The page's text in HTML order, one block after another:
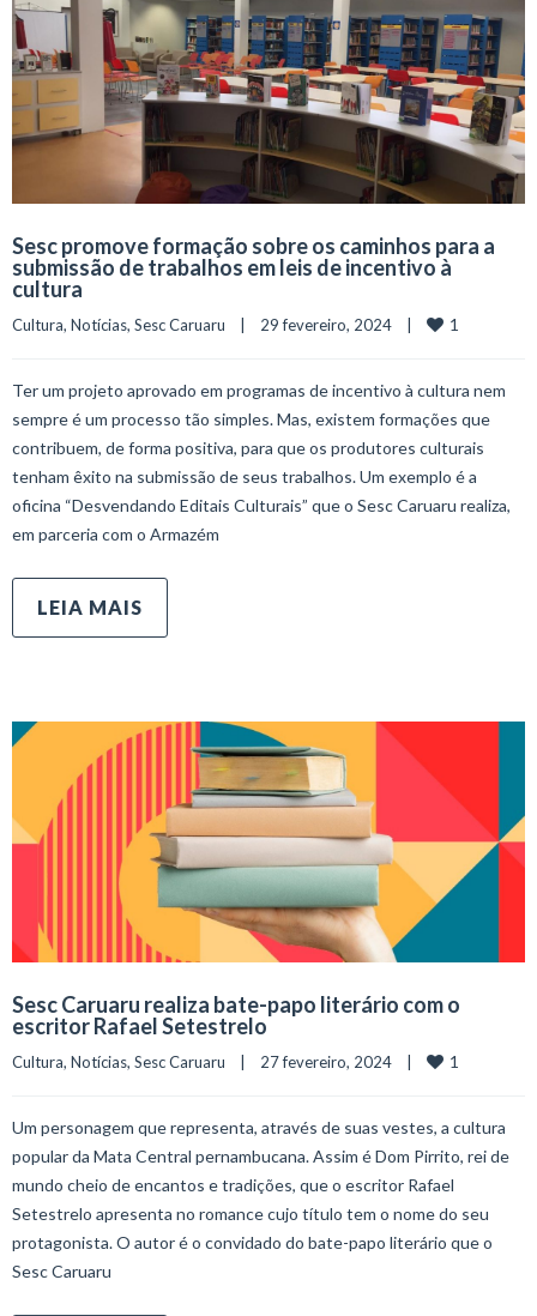
Sesc promove formação sobre os caminhos para a
submissão de trabalhos em leis de incentivo à
cultura
Cultura, Notícias, Sesc Caruaru
    |    29 fevereiro, 2024    |
1
Ter um projeto aprovado em programas de incentivo à cultura nem
sempre é um processo tão simples. Mas, existem formações que
contribuem, de forma positiva, para que os produtores culturais
tenham êxito na submissão de seus trabalhos. Um exemplo é a
oficina “Desvendando Editais Culturais” que o Sesc Caruaru realiza,
em parceria com o Armazém
LEIA MAIS
Sesc Caruaru realiza bate-papo literário com o
escritor Rafael Setestrelo
Cultura, Notícias, Sesc Caruaru
    |    27 fevereiro, 2024    |
1
Um personagem que representa, através de suas vestes, a cultura
popular da Mata Central pernambucana. Assim é Dom Pirrito, rei de
mundo cheio de encantos e tradições, que o escritor Rafael
Setestrelo apresenta no romance cujo título tem o nome do seu
protagonista. O autor é o convidado do bate-papo literário que o
Sesc Caruaru